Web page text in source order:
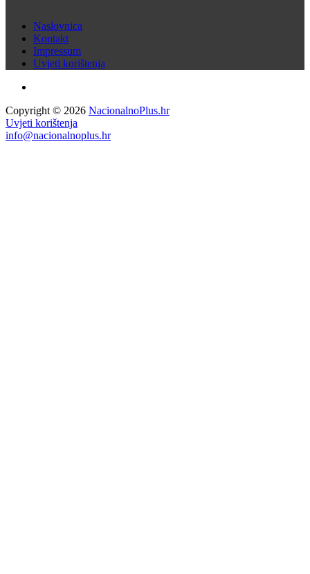
Naslovnica
Kontakt
Impressum
Uvjeti korištenja
Copyright © 2026 NacionalnoPlus.hr
Uvjeti korištenja
info@nacionalnoplus.hr